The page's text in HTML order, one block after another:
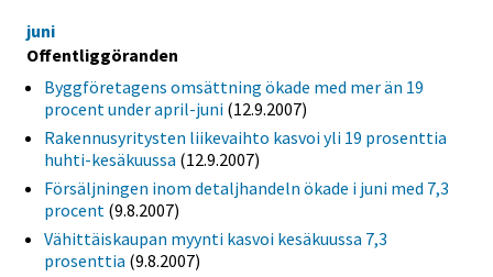
juni
Offentliggöranden
Byggföretagens omsättning ökade med mer än 19
procent under april-juni (12.9.2007)
Rakennusyritysten liikevaihto kasvoi yli 19 prosenttia
huhti-kesäkuussa (12.9.2007)
Försäljningen inom detaljhandeln ökade i juni med 7,3
procent (9.8.2007)
Vähittäiskaupan myynti kasvoi kesäkuussa 7,3
prosenttia (9.8.2007)